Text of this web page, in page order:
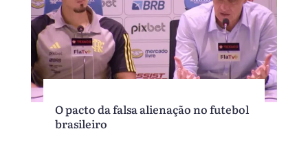
O pacto da falsa alienação no futebol
brasileiro